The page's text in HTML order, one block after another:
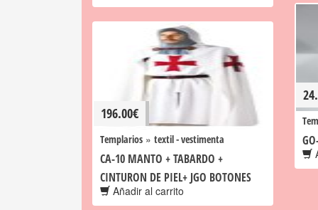
196.00€
Templarios » textil - vestimenta
CA-10 MANTO + TABARDO +
CINTURON DE PIEL+ JGO BOTONES
Añadir al carrito